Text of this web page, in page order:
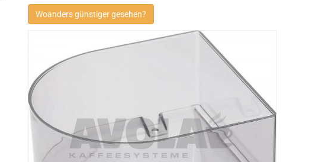
Woanders günstiger gesehen?